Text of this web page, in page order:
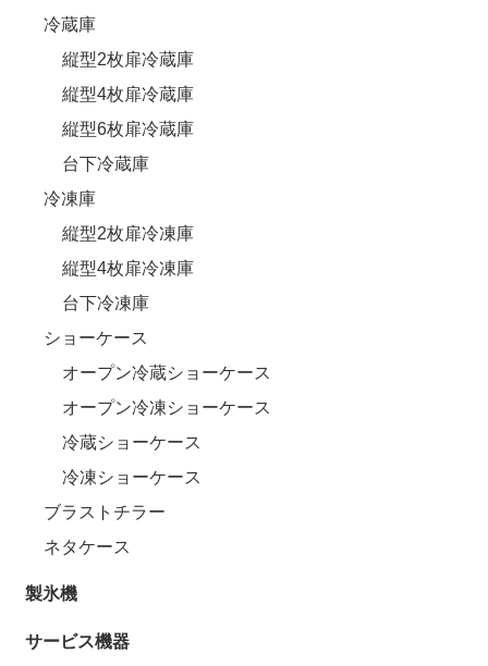
冷蔵庫
縦型2枚扉冷蔵庫
縦型4枚扉冷蔵庫
縦型6枚扉冷蔵庫
台下冷蔵庫
冷凍庫
縦型2枚扉冷凍庫
縦型4枚扉冷凍庫
台下冷凍庫
ショーケース
オープン冷蔵ショーケース
オープン冷凍ショーケース
冷蔵ショーケース
冷凍ショーケース
ブラストチラー
ネタケース
製氷機
サービス機器